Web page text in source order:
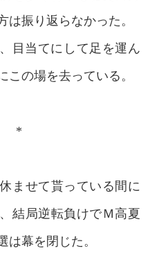
は振り返らなかった。
当てにして足を運ん
この場を去っている。
*
ませて貰っている間に
結局逆転負けでＭ高夏
は幕を閉じた。